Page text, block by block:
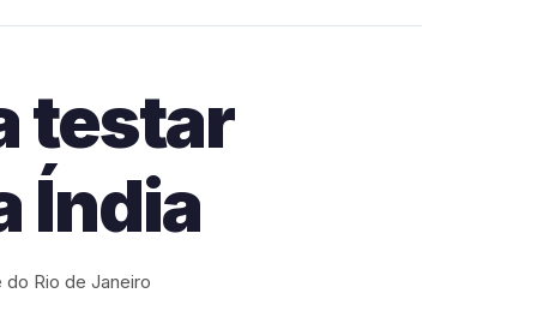
testar
Índia
do Rio de Janeiro